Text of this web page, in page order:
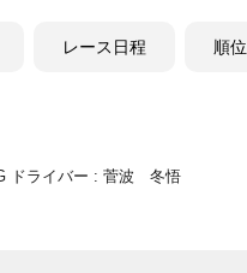
レース日程 順位
ドライバー : 菅波 冬悟